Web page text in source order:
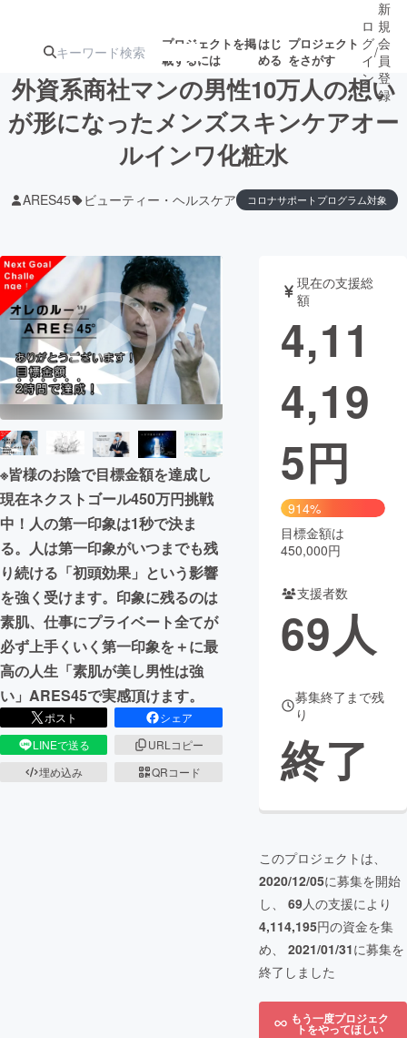
プロジェクトを掲
載するには
はじ
める
プロジェクト
をさがす
注目のリ
注目の新着プロ募集終了が近いプ
テクノロジー・ガジェット ゲーム・サ
映像・映画
ビジネス・起業 チャレンジ
まちづくり・地域活性化
CAMPFIRE for Social Good
CAMPFIRE Creation
CAMPFIREふるさと納税
コミュニティ
ロ
グ
イ
ン
/
新
規
会
員
登
録
外資系商社マンの男性10万人の想い
が形になったメンズスキンケアオー
ルインワ化粧水
ARES45 ビューティー・ヘルスケア コロナサポートプログラム対象
※皆様のお陰で目標金額を達成し
現在ネクストゴール450万円挑戦
中！人の第一印象は1秒で決ま
る。人は第一印象がいつまでも残
り続ける「初頭効果」という影響
を強く受けます。印象に残るのは
素肌、仕事にプライベート全てが
必ず上手くいく第一印象を＋に最
高の人生「素肌が美し男性は強
い」ARES45で実感頂けます。
ポスト
シェア
LINEで送る
URLコピー
埋め込み
QRコード
現在の支援総
額
4,11
4,19
5円
914%
目標金額は
450,000円
支援者数
69人
募集終了まで残
り
終了
このプロジェクトは、
2020/12/05に募集を開始
し、 69人の支援により
4,114,195円の資金を集
め、 2021/01/31に募集を
終了しました
もう一度プロジェク
トをやってほしい